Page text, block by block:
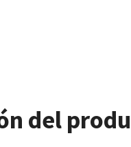
del